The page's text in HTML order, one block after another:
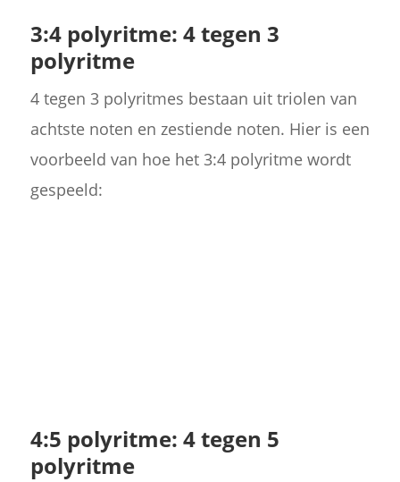
3:4 polyritme: 4 tegen 3
polyritme
4 tegen 3 polyritmes bestaan uit triolen van
achtste noten en zestiende noten. Hier is een
voorbeeld van hoe het 3:4 polyritme wordt
gespeeld:
4:5 polyritme: 4 tegen 5
polyritme